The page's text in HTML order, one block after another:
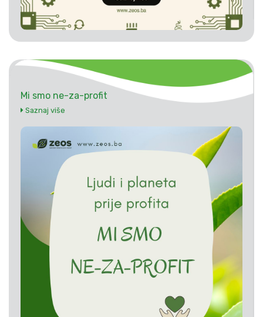
Mi smo ne-za-profit
Saznaj više